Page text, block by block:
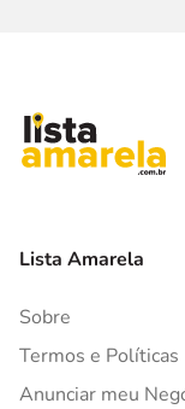
Lista Amarela
Sobre
Termos e Políticas
Anunciar meu